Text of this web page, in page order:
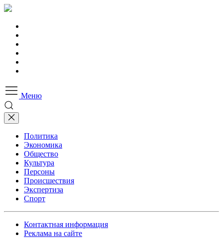
Меню
Политика
Экономика
Общество
Культура
Персоны
Происшествия
Экспертиза
Спорт
Контактная информация
Реклама на сайте